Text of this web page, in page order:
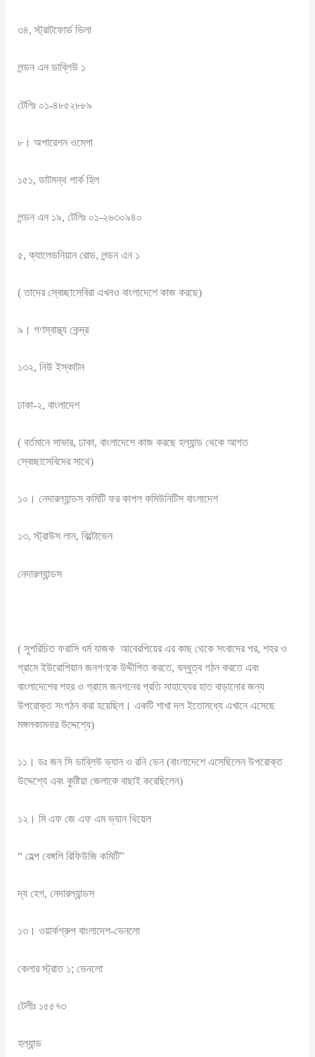
৩৪, স্ট্রাটফোর্ড ভিলা
লন্ডন এন ডাব্লিউ ১
টেলিঃ ০১-৪৮৫২৮৮৯
৮। অপারেশন ওমেগা
১৫১, ডাটমন্থ পার্ক হিল
লন্ডন এন ১৯, টেলিঃ ০১-২৬৩০৯৪০
৫, ক্যালেডনিয়ান রোড, লন্ডন এন ১
( তাদের স্বেচ্ছাসেবিরা এখনও বাংলাদেশে কাজ করছে)
৯। গণস্বাস্থ্য কেন্দ্র
১৩২, নিউ ইস্কাটন
ঢাকা-২, বাংলাদেশ
( বর্তমানে সাভার, ঢাকা, বাংলাদেশে কাজ করছে হল্যান্ড থেকে আগত
স্বেচ্ছাসেবিদের সাথে)
১০। নেদারল্যান্ডস কমিটি ফর কাপল কমিউনিটিস বাংলাদেশ
১৩, স্ট্রাউস লান, বিল্টোভেন
নেদারল্যান্ডস
( সুপরিচিত ফরাসি ধর্ম যাজক আবেরপিয়ের এর কাছ থেকে সংবাদের পর, শহর ও
গ্রামে ইউরোপিয়ান জনগণকে উদ্দীপিত করতে, বন্ধুত্ব গঠন করতে এবং
বাংলাদেশের শহর ও গ্রামে জনগনের প্রতি সাহায্যের হাত বাড়ানোর জন্য
উপরোক্ত সংগঠন করা হয়েছিল। একটি শাখা দল ইতোমধ্যে এখানে এসেছে
মঙ্গলকামনার উদ্দেশ্যে)
১১। ডঃ জন সি ডাব্লিউ ভ্যান ও রনি ডেন (বাংলাদেশে এসেছিলেন উপরোক্ত
উদ্দেশ্যে এবং কুষ্টিয়া জেলাকে বাছাই করেছিলেন)
১২। মি এফ জে এফ এম ভ্যান থিয়েল
“ হেল্প বেঙ্গলি রিফিউজি কমিটি”
দ্য হেগ, নেদারল্যান্ডস
১৩। ওয়ার্কগ্রুপ বাংলাদেশ-ভেনলো
কেলার স্ট্রাত ১; ভেনলো
টেলীঃ ১৫৫৭৩
হল্যান্ড